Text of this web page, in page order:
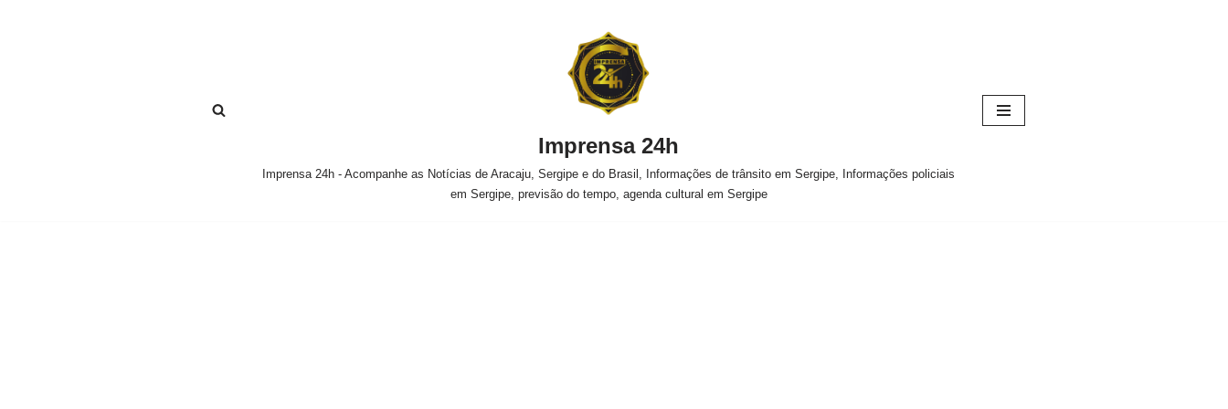
Imprensa 24h
Imprensa 24h - Acompanhe as Notícias de Aracaju, Sergipe e do Brasil, Informações de trânsito em Sergipe, Informações policiais
em Sergipe, previsão do tempo, agenda cultural em Sergipe